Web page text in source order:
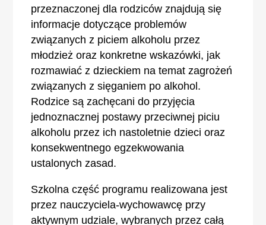
przeznaczonej dla rodziców znajdują się
informacje dotyczące problemów
związanych z piciem alkoholu przez
młodzież oraz konkretne wskazówki, jak
rozmawiać z dzieckiem na temat zagrożeń
związanych z sięganiem po alkohol.
Rodzice są zachęcani do przyjęcia
jednoznacznej postawy przeciwnej piciu
alkoholu przez ich nastoletnie dzieci oraz
konsekwentnego egzekwowania
ustalonych zasad.
Szkolna część programu realizowana jest
przez nauczyciela-wychowawcę przy
aktywnym udziale, wybranych przez całą